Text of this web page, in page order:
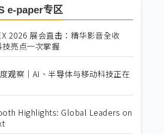
e-paper专区
2026 展会直击：精华影音全收
亮点一次掌握
观察｜AI、半导体与移动科技正在
Highlights: Global Leaders on